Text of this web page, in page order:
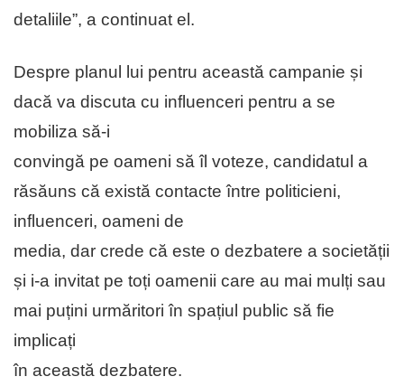
detaliile”, a continuat el.
Despre planul lui pentru această campanie și
dacă va discuta cu influenceri pentru a se
mobiliza să-i
convingă pe oameni să îl voteze, candidatul a
răsăuns că există contacte între politicieni,
influenceri, oameni de
media, dar crede că este o dezbatere a societății
și i-a invitat pe toți oamenii care au mai mulți sau
mai puțini urmăritori în spațiul public să fie
implicați
în această dezbatere.